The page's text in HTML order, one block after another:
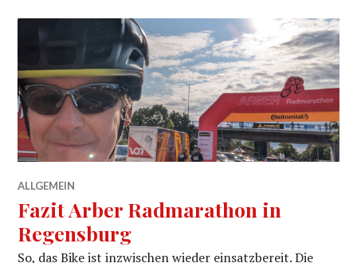
ALLGEMEIN
Fazit Arber Radmarathon in
Regensburg
So, das Bike ist inzwischen wieder einsatzbereit. Die